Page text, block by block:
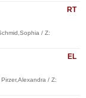
RT
/ Z:
EL
/ Z: